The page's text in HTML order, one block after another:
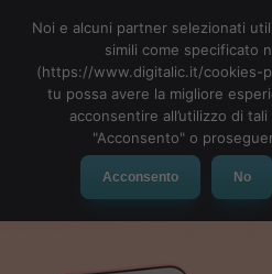
MENU
Noi e alcuni partner selezionati
simili come specificato
(https://www.digitalic.it/cookies-
tu possa avere la migliore
acconsentire all’utilizzo di
"Acconsento" o
Acconsento No